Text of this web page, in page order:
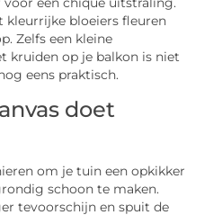
voor een chique uitstraling.
kleurrijke bloeiers fleuren
Zelfs een kleine
kruiden op je balkon is niet
eens praktisch.
doet
om je tuin een opkikker
schoon te maken.
tevoorschijn en spuit de